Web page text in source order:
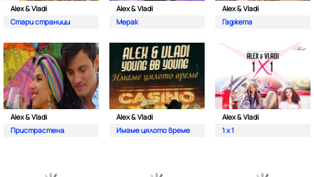
Alex & Vladi
Стари страници
Alex & Vladi
Мерак
Alex & Vladi
Гаджета
Alex & Vladi
Пристрастена
Alex & Vladi
Имаме цялото време
Alex & Vladi
1 x 1